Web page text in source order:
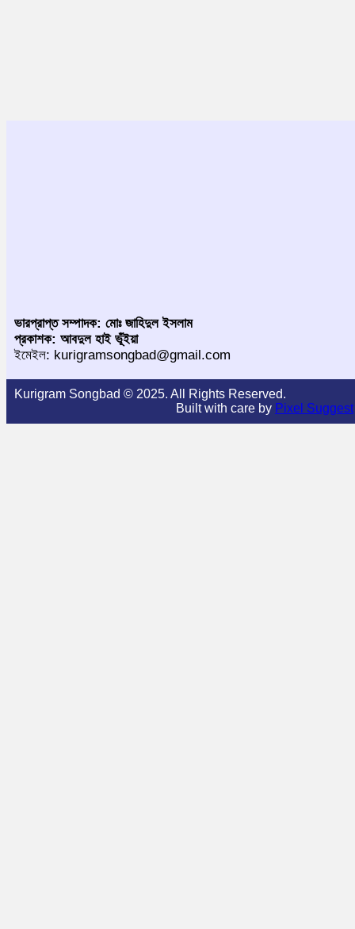
ভারপ্রাপ্ত সম্পাদক: মোঃ জাহিদুল ইসলাম
প্রকাশক: আবদুল হাই ভূঁইয়া
ইমেইল: kurigramsongbad@gmail.com
Kurigram Songbad © 2025. All Rights Reserved.
Built with care by Pixel Suggest